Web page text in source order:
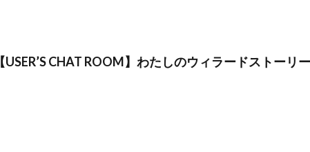
【USER’S CHAT ROOM】わたしのウィラードストーリー